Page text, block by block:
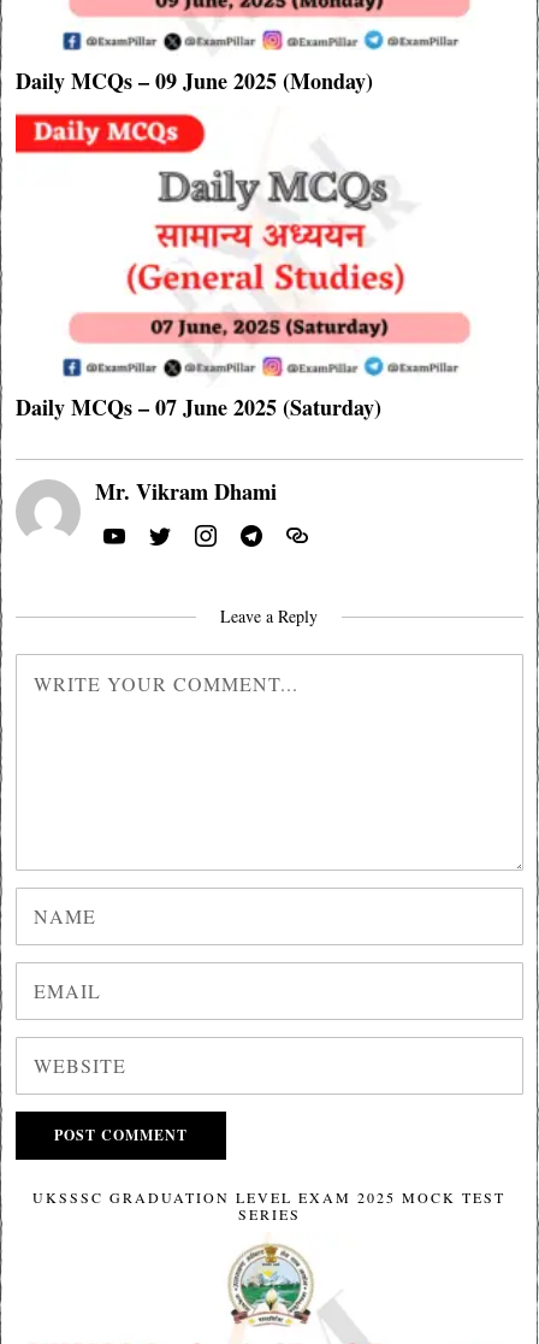
Daily MCQs – 09 June 2025 (Monday)
Daily MCQs – 07 June 2025 (Saturday)
Mr. Vikram Dhami
Leave a Reply
UKSSSC GRADUATION LEVEL EXAM 2025 MOCK TEST
SERIES